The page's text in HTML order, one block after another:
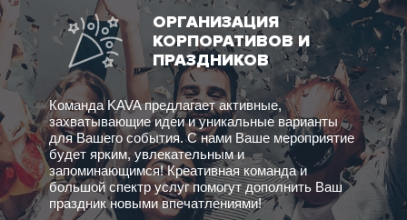
ОРГАНИЗАЦИЯ
КОРПОРАТИВОВ И
ПРАЗДНИКОВ
Команда KAVA предлагает активные,
захватывающие идеи и уникальные варианты
для Вашего события. С нами Ваше мероприятие
будет ярким, увлекательным и
запоминающимся! Креативная команда и
большой спектр услуг помогут дополнить Ваш
праздник новыми впечатлениями!